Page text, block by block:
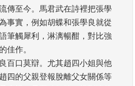
傳至今。馬君武在詩裡把張學
事實，例如胡蝶和張學良就從
筆觸犀利，淋漓暢酣，對比強
佳作。
百口莫辯。尤其趙四小姐與他
四的父親登報脫離父女關係等